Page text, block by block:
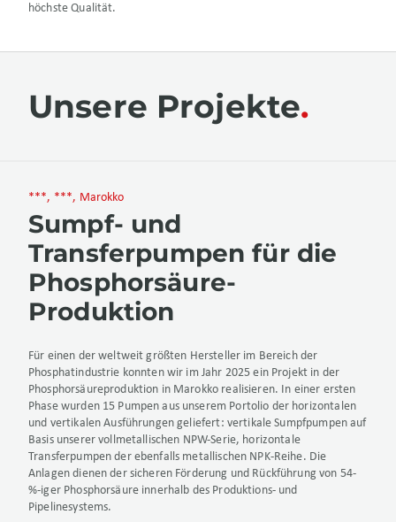
höchste Qualität.
Unsere Projekte
***, ***, Marokko
Sumpf- und
Transferpumpen für die
Phosphorsäure-
Produktion
Für einen der weltweit größten Hersteller im Bereich der
Phosphatindustrie konnten wir im Jahr 2025 ein Projekt in der
Phosphorsäureproduktion in Marokko realisieren. In einer ersten
Phase wurden 15 Pumpen aus unserem Portolio der horizontalen
und vertikalen Ausführungen geliefert: vertikale Sumpfpumpen auf
Basis unserer vollmetallischen NPW-Serie, horizontale
Transferpumpen der ebenfalls metallischen NPK-Reihe. Die
Anlagen dienen der sicheren Förderung und Rückführung von 54-
%-iger Phosphorsäure innerhalb des Produktions- und
Pipelinesystems.